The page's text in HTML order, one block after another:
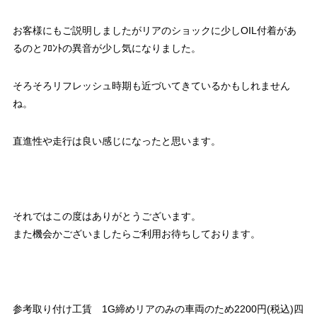
お客様にもご説明しましたがリアのショックに少しOIL付着があ
るのとﾌﾛﾝﾄの異音が少し気になりました。
そろそろリフレッシュ時期も近づいてきているかもしれません
ね。
直進性や走行は良い感じになったと思います。
それではこの度はありがとうございます。
また機会かございましたらご利用お待ちしております。
参考取り付け工賃 1G締めリアのみの車両のため2200円(税込)四